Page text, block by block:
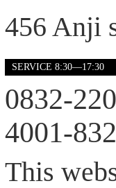
456 Anji
SERVICE 8:30—17:30
0832-
4001-
This